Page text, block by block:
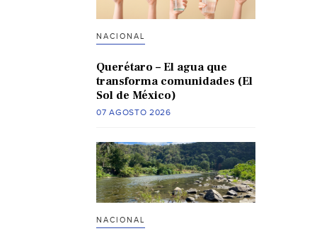
NACIONAL
Querétaro – El agua que
transforma comunidades (El
Sol de México)
07 AGOSTO 2026
NACIONAL